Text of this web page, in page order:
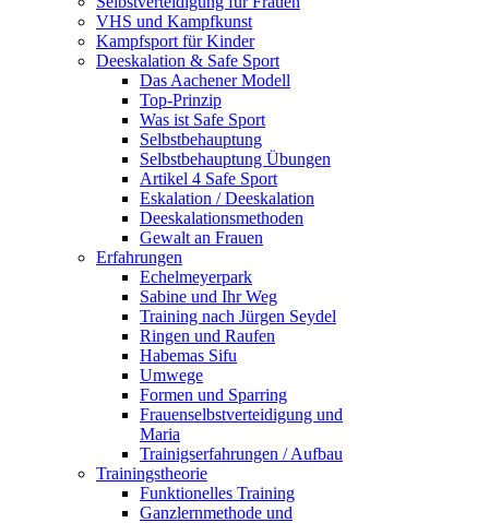
VHS und Kampfkunst
Kampfsport für Kinder
Deeskalation & Safe Sport
Das Aachener Modell
Top-Prinzip
Was ist Safe Sport
Selbstbehauptung
Selbstbehauptung Übungen
Artikel 4 Safe Sport
Eskalation / Deeskalation
Deeskalationsmethoden
Gewalt an Frauen
Erfahrungen
Echelmeyerpark
Sabine und Ihr Weg
Training nach Jürgen Seydel
Ringen und Raufen
Habemas Sifu
Umwege
Formen und Sparring
Frauenselbstverteidigung und
Maria
Trainigserfahrungen / Aufbau
Trainingstheorie
Funktionelles Training
Ganzlernmethode und